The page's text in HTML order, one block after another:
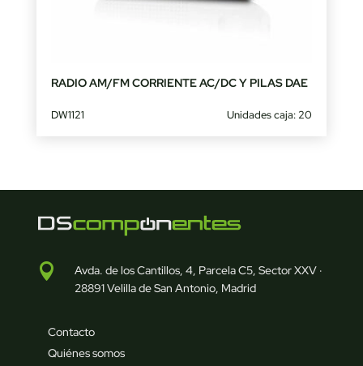
RADIO AM/FM CORRIENTE AC/DC Y PILAS DAE
DW1121 Unidades caja: 20

Avda. de los Cantillos, 4, Parcela C5, Sector XXV ·
28891 Velilla de San Antonio, Madrid
Contacto
Quiénes somos